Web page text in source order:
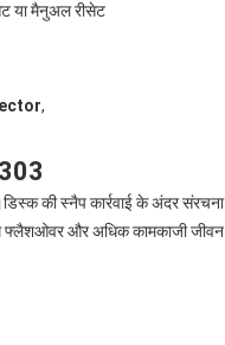
या मैनुअल रीसेट
,
की स्नैप कार्रवाई के अंदर संरचना
फ्लैशओवर और अधिक कामकाजी जीवन